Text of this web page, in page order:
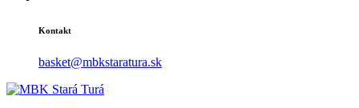
Kontakt
basket@mbkstaratura.sk